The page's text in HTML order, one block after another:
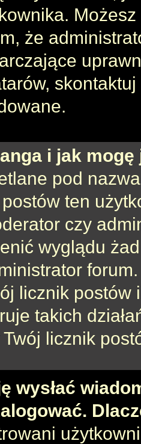
że
i jak mogę
pod
ten
czy
wyglądu
licznik postów
takich
licznik
wysłać